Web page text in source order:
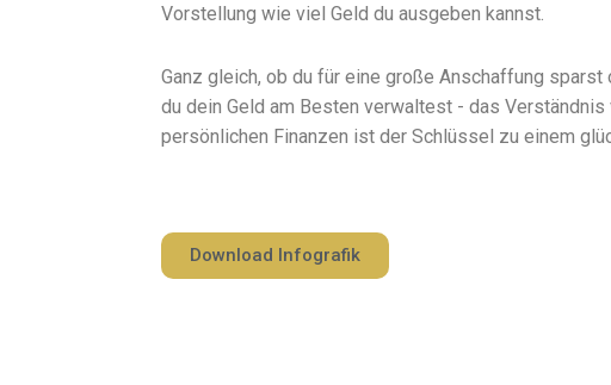
Vorstellung wie viel Geld du ausgeben kannst.
Ganz gleich, ob du für eine große Anschaffung
du dein Geld am Besten verwaltest - das Verständnis
persönlichen Finanzen ist der Schlüssel zu einem
Download Infografik